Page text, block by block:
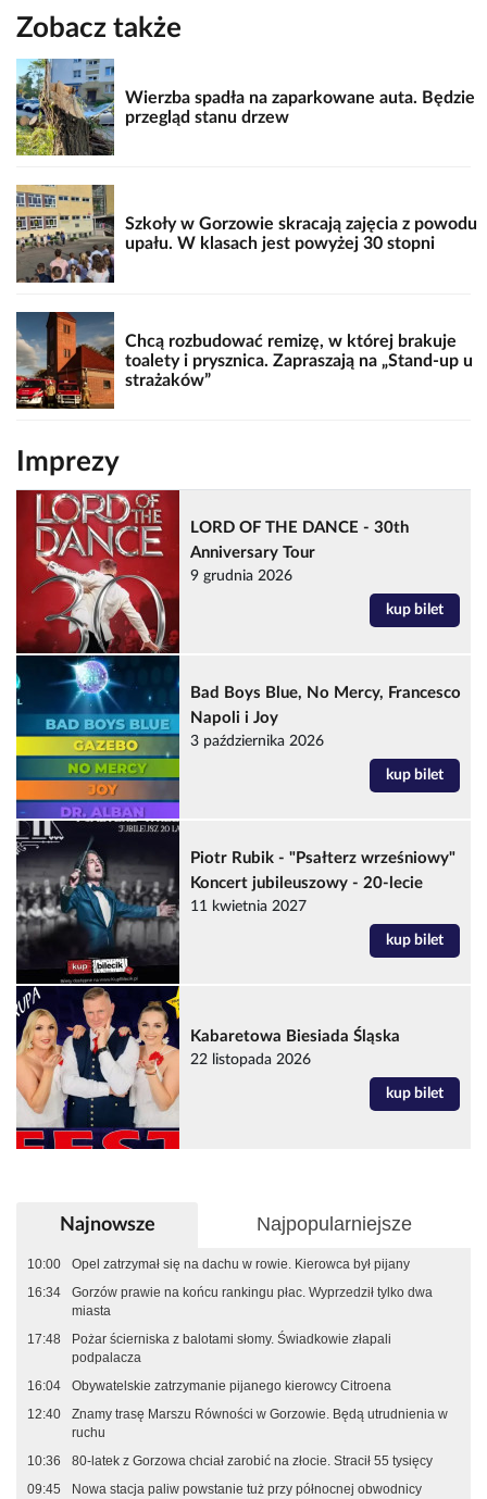
Zobacz także
Wierzba spadła na zaparkowane auta. Będzie
przegląd stanu drzew
Szkoły w Gorzowie skracają zajęcia z powodu
upału. W klasach jest powyżej 30 stopni
Chcą rozbudować remizę, w której brakuje
toalety i prysznica. Zapraszają na „Stand-up u
strażaków”
Imprezy
LORD OF THE DANCE - 30th
Anniversary Tour
9 grudnia 2026
kup bilet
Bad Boys Blue, No Mercy, Francesco
Napoli i Joy
3 października 2026
kup bilet
Piotr Rubik - "Psałterz wrześniowy"
Koncert jubileuszowy - 20-lecie
11 kwietnia 2027
kup bilet
Kabaretowa Biesiada Śląska
22 listopada 2026
kup bilet
Najnowsze Najpopularniejsze
10:00
Opel zatrzymał się na dachu w rowie. Kierowca był pijany
16:34
Gorzów prawie na końcu rankingu płac. Wyprzedził tylko dwa
miasta
17:48
Pożar ścierniska z balotami słomy. Świadkowie złapali
podpalacza
16:04
Obywatelskie zatrzymanie pijanego kierowcy Citroena
12:40
Znamy trasę Marszu Równości w Gorzowie. Będą utrudnienia w
ruchu
10:36
80-latek z Gorzowa chciał zarobić na złocie. Stracił 55 tysięcy
09:45
Nowa stacja paliw powstanie tuż przy północnej obwodnicy